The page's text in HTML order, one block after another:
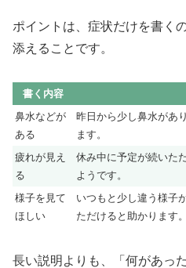
ポイントは、症状だけを書く
添えることです。
書く内容
鼻水などが
ある
昨日から少し鼻水があ
ます。
疲れが見え
る
休み中に予定が続いた
ようです。
様子を見て
ほしい
いつもと少し違う様子
ただけると助かります。
長い説明よりも、「何があっ